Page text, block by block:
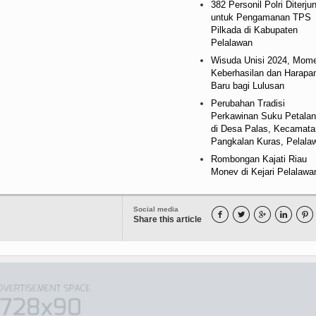
382 Personil Polri
untuk Pengamanan TPS
Pilkada di Kabupaten
Pelalawan
Wisuda Unisi 2024,
Keberhasilan dan
Baru bagi Lulusan
Perubahan Tradisi
Perkawinan Suku
di Desa Palas,
Pangkalan Kuras,
Rombongan Kajati Riau
Monev di Kejari
Social media
Share this article     